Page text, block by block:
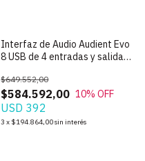
Interfaz de Audio Audient Evo
8 USB de 4 entradas y salidas
$584.592,00
$649.552,00
10% OFF
USD 392
3 x $194.864,00sin interés